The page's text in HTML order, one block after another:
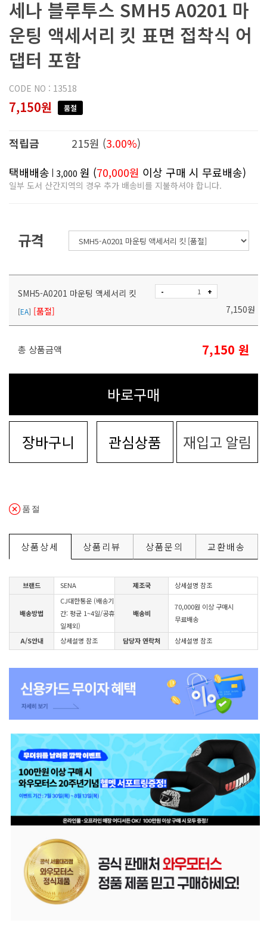
세나 블루투스 SMH5 A0201 마
운팅 액세서리 킷 표면 접착식 어
댑터 포함
CODE NO : 13518
7,150원 품절
적립금 215원 (3.00%)
택배배송 3,000 원 (70,000원 이상 구매 시 무료배송)
일부 도서 산간지역의 경우 추가 배송비를 지불하셔야 합니다.
규격
SMH5-A0201 마운팅 액세서리 킷
[EA] [품절]
- +
7,150원
총 상품금액 7,150 원
바로구매
장바구니 관심상품 재입고 알림
품절
상품상세 상품리뷰 상품문의 교환배송
브랜드 SENA 제조국 상세설명 참조
배송방법
CJ대한통운 (배송기
간: 평균 1~4일/공휴
일제외)
배송비
70,000원 이상 구매시
무료배송
A/S안내 상세설명 참조 담당자 연락처 상세설명 참조